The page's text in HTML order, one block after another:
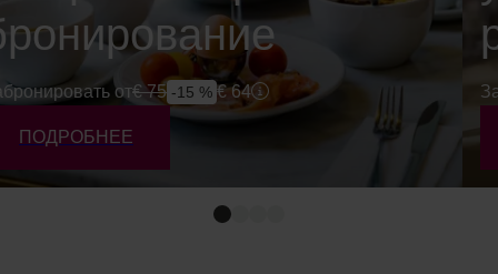
от€75 -15 % €64
ПОДРОБНЕЕ